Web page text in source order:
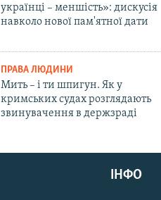
українці – меншість»: дискусія
навколо нової пам'ятної дати
ПРАВА ЛЮДИНИ
Мить – і ти шпигун. Як у
кримських судах розглядають
звинувачення в держзраді
ІНФО